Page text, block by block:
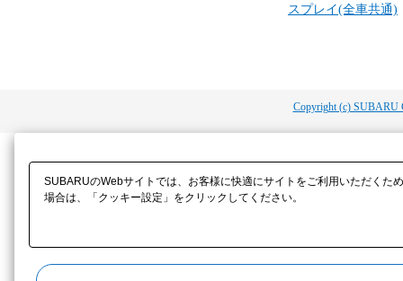
スプレイ(全車共通)
Copyright (c) SUBARU
SUBARUのWebサイトでは、お客様に快適にサイトをご利用いただく
場合は、「クッキー設定」をクリックしてください。​